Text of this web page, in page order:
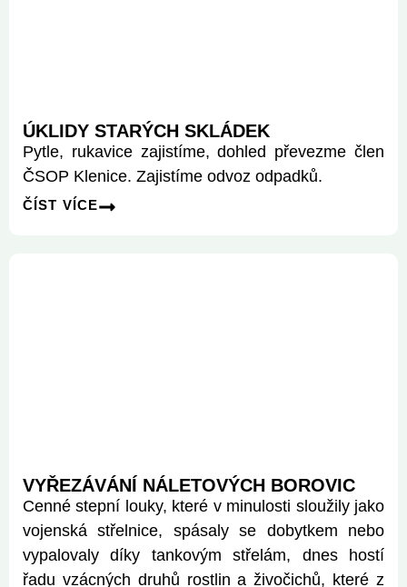
ÚKLIDY STARÝCH SKLÁDEK
Pytle, rukavice zajistíme, dohled převezme člen
ČSOP Klenice. Zajistíme odvoz odpadků.
ČÍST VÍCE
VYŘEZÁVÁNÍ NÁLETOVÝCH BOROVIC
Cenné stepní louky, které v minulosti sloužily jako
vojenská střelnice, spásaly se dobytkem nebo
vypalovaly díky tankovým střelám, dnes hostí
řadu vzácných druhů rostlin a živočichů, které z